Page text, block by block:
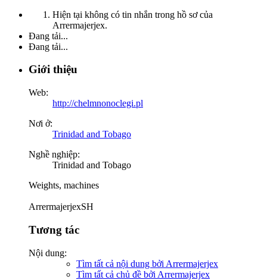
Hiện tại không có tin nhắn trong hồ sơ của
Arrermajerjex.
Đang tải...
Đang tải...
Giới thiệu
Web:
http://chelmnonoclegi.pl
Nơi ở:
Trinidad and Tobago
Nghề nghiệp:
Trinidad and Tobago
Weights, machines
ArrermajerjexSH
Tương tác
Nội dung:
Tìm tất cả nội dung bởi Arrermajerjex
Tìm tất cả chủ đề bởi Arrermajerjex